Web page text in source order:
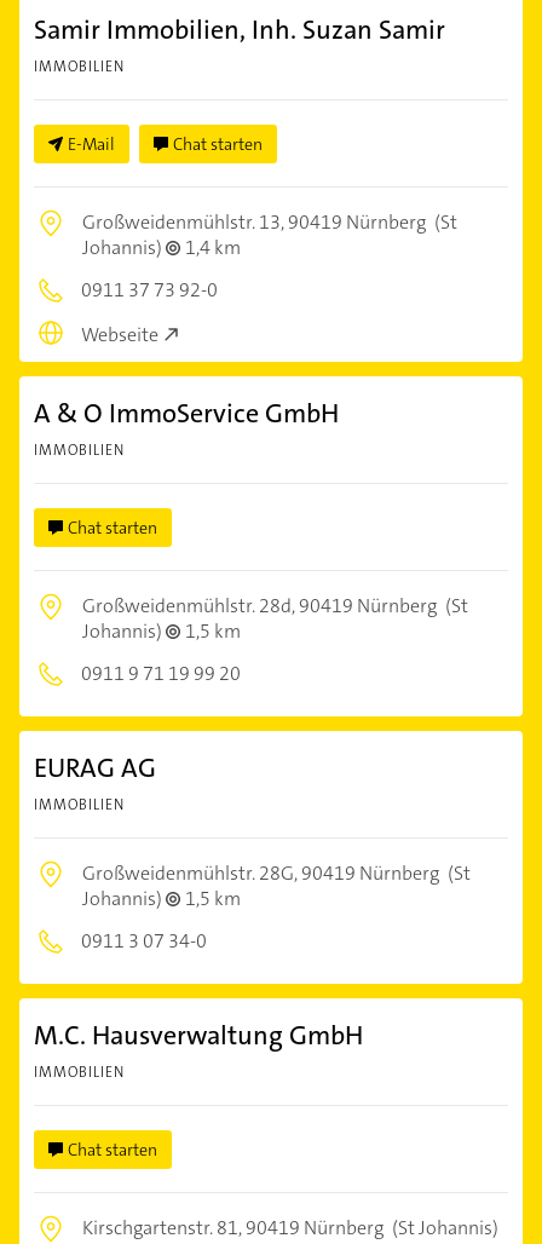
Samir Immobilien, Inh. Suzan Samir
IMMOBILIEN
E-Mail Chat starten
Großweidenmühlstr. 13,90419 Nürnberg (St
Johannis)
1,4 km
0911 37 73 92-0
Webseite
A & O ImmoService GmbH
IMMOBILIEN
Chat starten
Großweidenmühlstr. 28d,90419 Nürnberg (St
Johannis)
1,5 km
0911 9 71 19 99 20
EURAG AG
IMMOBILIEN
Großweidenmühlstr. 28G,90419 Nürnberg (St
Johannis)
1,5 km
0911 3 07 34-0
M.C. Hausverwaltung GmbH
IMMOBILIEN
Chat starten
Kirschgartenstr. 81,90419 Nürnberg (St Johannis)